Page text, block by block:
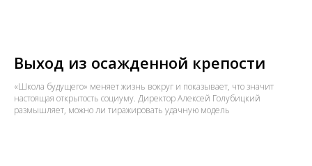
Выход из осажденной крепости
«Школа будущего» меняет жизнь вокруг и показывает, что значит
настоящая открытость социуму. Директор Алексей Голубицкий
размышляет, можно ли тиражировать удачную модель